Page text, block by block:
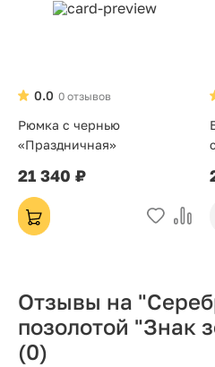
0 отзывов
0.0
Рюмка с чернью
«Праздничная»
21 340 ₽
Отзывы на
позолотой "Знак
(0)